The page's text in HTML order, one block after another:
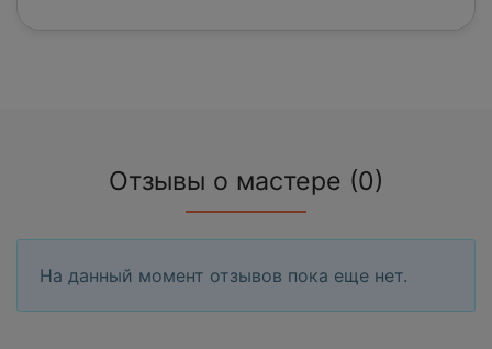
Отзывы о мастере (0)
На данный момент отзывов пока еще нет.